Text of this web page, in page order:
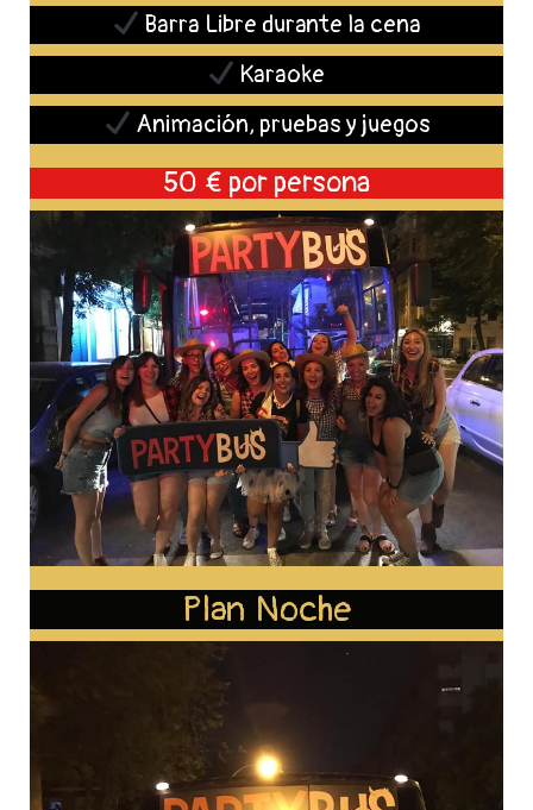
Barra Libre durante la cena
Karaoke
Animación, pruebas y juegos
50 € por persona
Plan Noche